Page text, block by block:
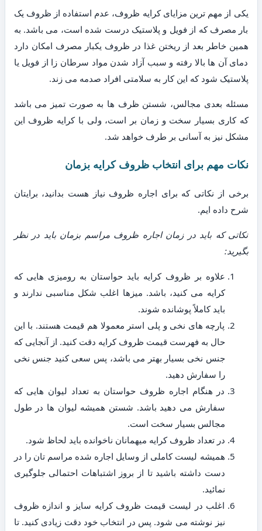
یکی از مهم ترین مزایای کرایه ظروف، عدم استفاده از ظروف یک
بار مصرف که از فویل و پلاستیک درست شده است، می باشد. به
همین خاطر بعد از ریختن غذا در ظروف یکبار مصرف امکان دارد
دمای آن ها بالا رفته و سبب آزاد شدن مواد سرطان زا از فویل یا
پلاستیک شود که این کار به سلامتی افراد صدمه می زند.
مسئله بعدی مجالس، شستن ظرف ها به صورت تمیز می باشد
که کاری بسیار سخت و زمان بر است، ولی با کرایه ظروف این
مشکل نیز به آسانی بر طرف خواهد شد.
نکات مهم برای انتخاب ظروف کرایه بزمان
برخی از نکاتی که برای اجاره ظروف نیاز هست بدانید، برایتان
شرح داده ایم.
نکاتی که باید در زمان اجاره ظروف مراسم بزمان باید در نظر
بگیرید:
علاوه بر ظروف کرایه باید حواستان به رومیزی هایی که
کرایه می کنید، باشد. میزها اغلب شکل مناسبی ندارند و
باید کاملاً پوشانده شوند.
پارچه های نخی و پلی استر معمولا هم قیمت هستند. با این
حال به فهرست قیمت ظروف کرایه دقت کنید. از آنجایی که
جنس نخی بسیار بهتر می باشد، پس سعی کنید جنس نخی
را سفارش دهید.
در هنگام اجاره ظروف حواستان به تعداد لیوان هایی که
سفارش می دهید باشد. شستن همیشه لیوان ها در طول
مجالس بسیار سخت است.
در تعداد ظروف کرایه میهمانان ناخوانده باید لحاظ شود.
همیشه لیست کاملی از وسایل اجاره شده مراسم تان را در
دست داشته باشید تا از بروز اشتباهات احتمالی جلوگیری
نمائید.
اغلب در لیست قیمت ظروف کرایه سایز و اندازه ظروف
نیز نوشته می شود. پس در انتخاب خود دقت زیادی کنید. تا